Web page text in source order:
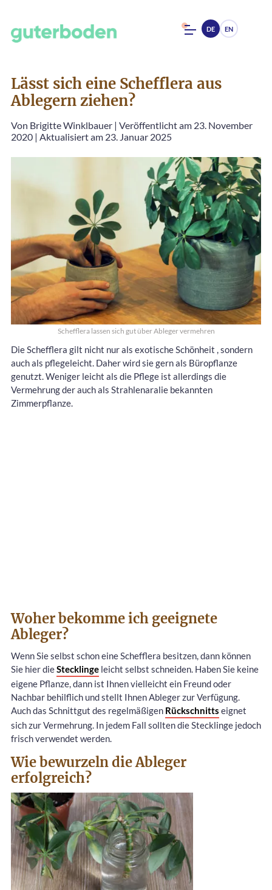
DE EN
Lässt sich eine Schefflera aus
Ablegern ziehen?
Von Brigitte Winklbauer | Veröffentlicht am 23. November
2020 | Aktualisiert am 23. Januar 2025
Schefflera lassen sich gut über Ableger vermehren
Die Schefflera gilt nicht nur als exotische Schönheit , sondern
auch als pflegeleicht. Daher wird sie gern als Büropflanze
genutzt. Weniger leicht als die Pflege ist allerdings die
Vermehrung der auch als Strahlenaralie bekannten
Zimmerpflanze.
Woher bekomme ich geeignete
Ableger?
Wenn Sie selbst schon eine Schefflera besitzen, dann können
Sie hier dieStecklinge leicht selbst schneiden. Haben Sie keine
eigene Pflanze, dann ist Ihnen vielleicht ein Freund oder
Nachbar behilflich und stellt Ihnen Ableger zur Verfügung.
Auch das Schnittgut des regelmäßigen Rückschnitts eignet
sich zur Vermehrung. In jedem Fall sollten die Stecklinge jedoch
frisch verwendet werden.
Wie bewurzeln die Ableger
erfolgreich?